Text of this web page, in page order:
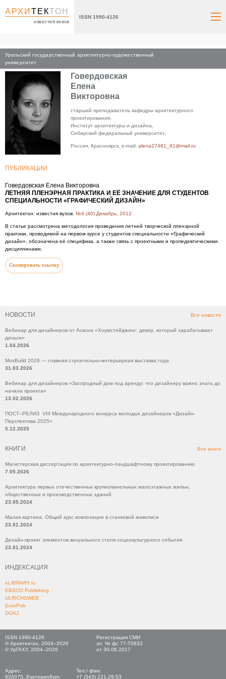
АРХИТЕКТОН
ИЗВЕСТИЯ ВУЗОВ
ISSN 1990-4126
Уральский государственный архитектурно-художественный
университет
НОВОСТИ Все новости
Вебинар для дизайнеров от Аскона «Хоумстейджинг: декор, который зарабатывает
деньги»
1.04.2026
MosBuild 2026 — главная строительно-интерьерная выставка года
31.03.2026
Вебинар для дизайнеров «Загородный дом под аренду: что дизайнеру важно знать до
начала проекта»
13.02.2026
ПОСТ–РЕЛИЗ VIII Международного конкурса молодых дизайнеров «Дизайн-
Перспектива 2025»
5.12.2025
КНИГИ Все книги
Магистерская диссертация по архитектурно-ландшафтному проектированию
7.05.2026
Архитектура первых отечественных крупнопанельных малоэтажных жилых,
общественных и производственных зданий
23.05.2024
Малая картина. Общий курс композиции в станковой живописи
23.01.2024
Дизайн-проект элементов визуального стиля социокультурного события
23.01.2024
ИНДЕКСАЦИЯ
eLIBRARY.ru
EBSCO Publishing
ULRICHSWEB
EuroPub
DOAJ
Главная
Говердовская
Елена
Викторовна
старший преподаватель кафедры архитектурного
проектирования,
Институт архитектуры и дизайна,
Сибирский федеральный университет,
Россия, Красноярск, e-mail: alena27481_81@mail.ru
ПУБЛИКАЦИИ
Говердовская Елена Викторовна
ЛЕТНЯЯ ПЛЕНЭРНАЯ ПРАКТИКА И ЕЁ ЗНАЧЕНИЕ ДЛЯ СТУДЕНТОВ
СПЕЦИАЛЬНОСТИ «ГРАФИЧЕСКИЙ ДИЗАЙН»
Архитектон: известия вузов. №4 (40) Декабрь, 2012
В статье рассмотрена методология проведения летней творческой пленэрной
практики, проводимой на первом курсе у студентов специальности «Графический
дизайн», обозначена её специфика, а также связь с проектными и пропедевтическими
дисциплинами.
Скопировать ссылку
ISSN 1990-4126
© Архитектон, 2004–2026
© УрГАХУ, 2004–2026
Регистрация СМИ
эл. № фс 77-70832
от 30.08.2017
Адрес:
620075, Екатеринбург,
Тел./ факс
+7 (343) 221-29-53